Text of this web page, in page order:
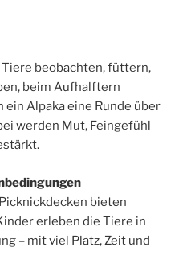
beobachten, füttern,
beim Aufhalftern
Alpaka eine Runde über
werden Mut, Feingefühl
bieten
erleben die Tiere in
– mit viel Platz, Zeit und